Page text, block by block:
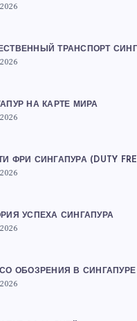
ТРАНСПОРТ
НА КАРТЕ МИРА
ФРИ СИНГАПУРА (DUTY
УСПЕХА СИНГАПУРА
ОБОЗРЕНИЯ В СИНГАПУРЕ